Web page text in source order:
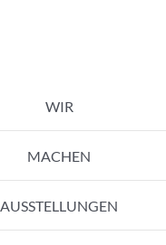
WIR
MACHEN
AUSSTELLUNGEN